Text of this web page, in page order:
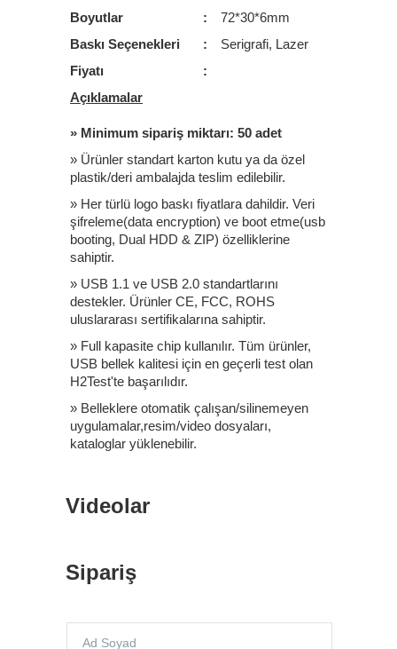
Boyutlar
:
72*30*6mm
Baskı Seçenekleri
:
Serigrafi, Lazer
Fiyatı
:
Açıklamalar
» Minimum sipariş miktarı: 50 adet
» Ürünler standart karton kutu ya da özel
plastik/deri ambalajda teslim edilebilir.
» Her türlü logo baskı fiyatlara dahildir. Veri
şifreleme(data encryption) ve boot etme(usb
booting, Dual HDD & ZIP) özelliklerine
sahiptir.
» USB 1.1 ve USB 2.0 standartlarını
destekler. Ürünler CE, FCC, ROHS
uluslararası sertifikalarına sahiptir.
» Full kapasite chip kullanılır. Tüm ürünler,
USB bellek kalitesi için en geçerli test olan
H2Test'te başarılıdır.
» Belleklere otomatik çalışan/silinemeyen
uygulamalar,resim/video dosyaları,
kataloglar yüklenebilir.
Videolar
Sipariş